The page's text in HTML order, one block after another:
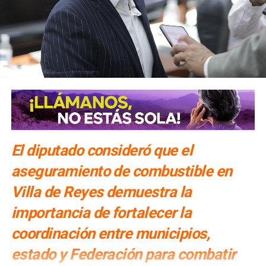
El diputado consideró que el
aseguramiento de combustible en
Villa de Reyes demuestra la
importancia de fortalecer la
coordinación entre municipios,
estado y Federación para combatir